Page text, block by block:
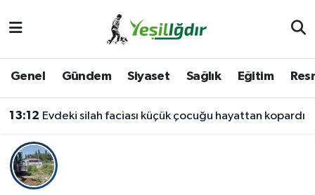
Genel Gündem Siyaset Sağlık Eğitim
13:12 Evdeki silah faciası küçük çocuğu hayattan kopardı
İğdir Namaz Vakitleri
Iğdır Trafik Yoğunluk Haritası